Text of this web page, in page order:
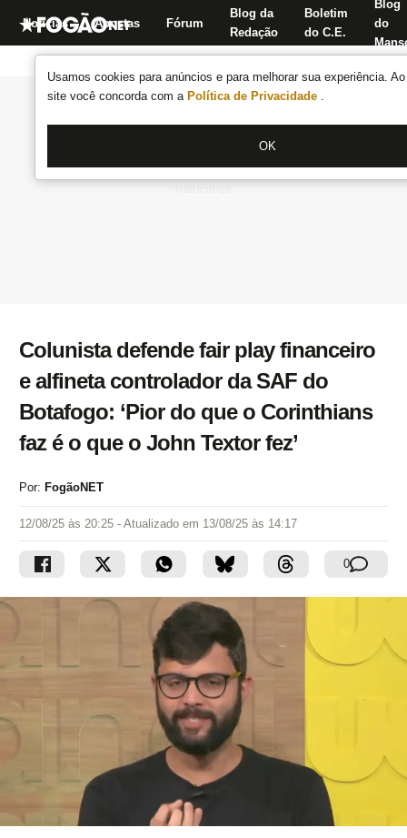
Usamos cookies para anúncios e para melhorar sua experiência.
site você concorda com a Política de Privacidade .
OK
Notícias Apostas Fórum
Blog da
Redação
Boletim
do C.E.
Blog
do
Colunista defende fair play financeiro
e alfineta controlador da SAF do
Botafogo: ‘Pior do que o Corinthians
faz é o que o John Textor fez’
Por: FogãoNET
12/08/25 às 20:25 - Atualizado em 13/08/25 às 14:17
0